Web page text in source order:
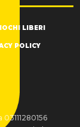
LIBERI
POLICY